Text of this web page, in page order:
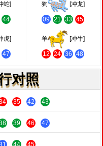
蛇]
44
狗 [冲龙]
09 21 33 45
虎]
47
羊 [冲牛]
12 24 36 48
对照
35 42 43
39 46 47
44 45